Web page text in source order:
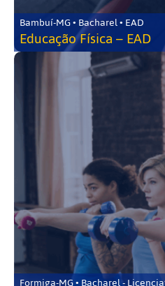
Bambuí-MG • Bacharel • EAD
Educação Física – EAD